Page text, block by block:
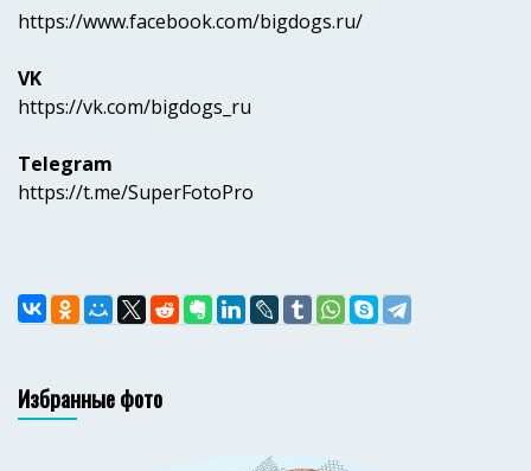
https://www.facebook.com/bigdogs.ru/
VK
https://vk.com/bigdogs_ru
Telegram
https://t.me/SuperFotoPro
Избранные фото